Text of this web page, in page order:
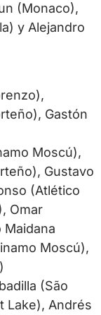
(Monaco),
y Alejandro
Gastón
Moscú),
Gustavo
(Atlético
Omar
Moscú),
(São
Lake), Andrés